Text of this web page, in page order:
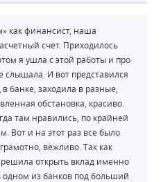
как финансист, наша
счет. Приходилось
я ушла с этой работы и про
слышала. И вот представился
банке, заходила в разные,
обстановка, красиво.
там нравились, по крайней
Вот и на этот раз все было
вежливо. Так как
открыть вклад именно
из банков под больший